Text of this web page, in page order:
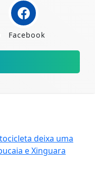
Facebook